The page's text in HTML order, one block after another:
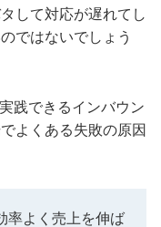
して対応が遅れてし
ではないでしょう
践できるインバウン
よくある失敗の原因
率よく売上を伸ば